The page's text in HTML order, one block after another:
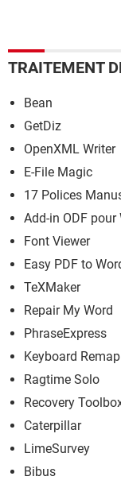
TRAITEMENT
Bean
GetDiz
OpenXML Writer
E-File Magic
17 Polices
Add-in ODF pour
Font Viewer
Easy PDF to
TeXMaker
Repair My Word
PhraseExpress
Keyboard
Ragtime Solo
Recovery
Caterpillar
LimeSurvey
Bibus